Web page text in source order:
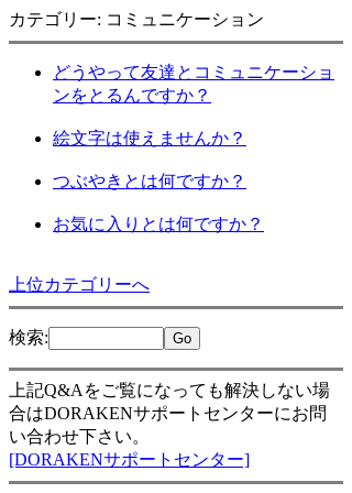
カテゴリー: コミュニケーション
どうやって友達とコミュニケーショ
ンをとるんですか？
絵文字は使えませんか？
つぶやきとは何ですか？
お気に入りとは何ですか？
上位カテゴリーへ
検索:
上記Q&Aをご覧になっても解決しない場
合はDORAKENサポートセンターにお問
い合わせ下さい。
[DORAKENサポートセンター]